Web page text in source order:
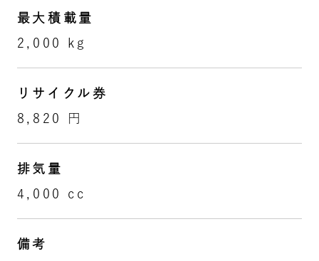
最大積載量
2,000 kg
リサイクル券
8,820 円
排気量
4,000 cc
備考